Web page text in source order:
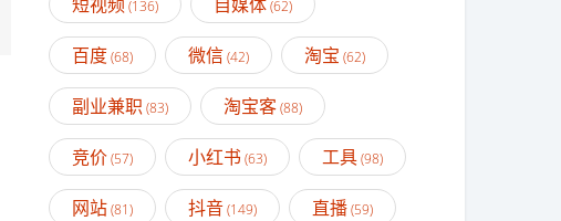
(136) (62)
百度(68) 微信(42) 淘宝 (62)
副业兼职 (83) 淘宝客(88)
竞价(57) 小红书 (63) 工具(98)
网站(81) 抖音(149) 直播(59)